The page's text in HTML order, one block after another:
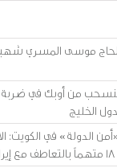
موسى المسري
تنسحب من أوبك في
الخليج